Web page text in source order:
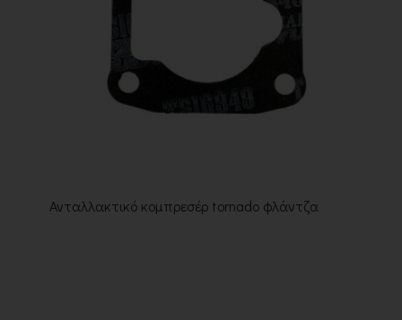
Ανταλλακτικό κομπρεσέρ tornado φλάντζα